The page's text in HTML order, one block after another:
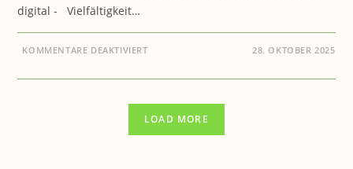
digital - Vielfältigkeit…
KOMMENTARE DEAKTIVIERTFÜR
GESUNDHEIT
INDEXSEITE
28. OKTOBER 2025
LOAD MORE